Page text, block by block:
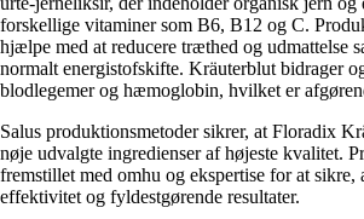
forskellige vitaminer som B6, B12 og C.
hjælpe med at reducere træthed og udmattelse
normalt energistofskifte. Kräuterblut bidrager
blodlegemer og hæmoglobin, hvilket er
Salus produktionsmetoder sikrer, at Floradix
nøje udvalgte ingredienser af højeste kvalitet.
fremstillet med omhu og ekspertise for at sikre,
effektivitet og fyldestgørende resultater.